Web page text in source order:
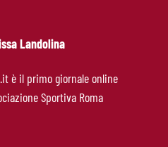
Roma, scout a Praga per
il prezzo fissato dal Lione
Landolina
è il primo giornale online
Sportiva Roma